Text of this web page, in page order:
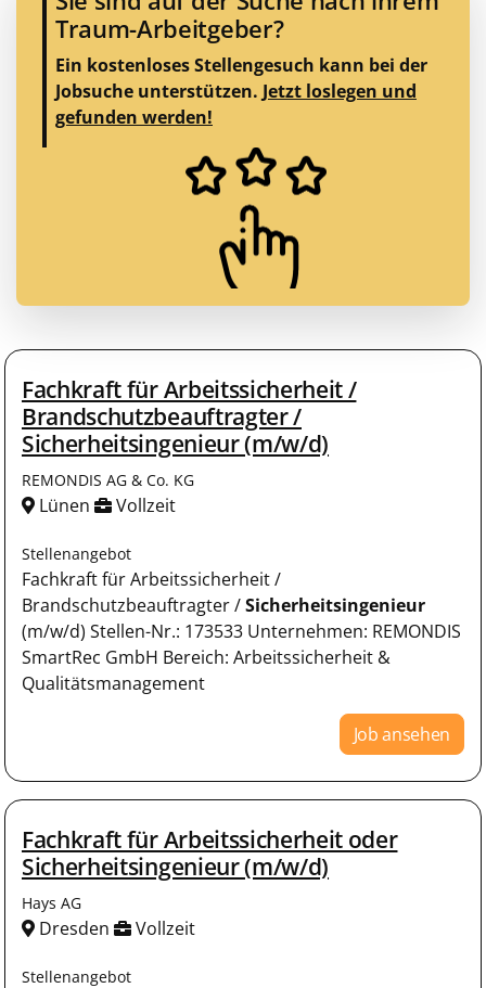
Traum-Arbeitgeber?
Ein kostenloses Stellengesuch kann bei der
Jobsuche unterstützen. Jetzt loslegen und
gefunden werden!
Fachkraft für Arbeitssicherheit /
Brandschutzbeauftragter /
Sicherheitsingenieur (m/w/d)
REMONDIS AG & Co. KG
Lünen Vollzeit
Stellenangebot
Fachkraft für Arbeitssicherheit /
Brandschutzbeauftragter /Sicherheitsingenieur
(m/w/d) Stellen-Nr.: 173533 Unternehmen: REMONDIS
SmartRec GmbH Bereich: Arbeitssicherheit &
Qualitätsmanagement
Job ansehen
Fachkraft für Arbeitssicherheit oder
Sicherheitsingenieur (m/w/d)
Hays AG
Dresden Vollzeit
Stellenangebot